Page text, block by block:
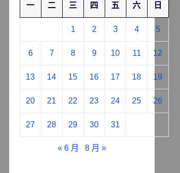
一 二 三 四 五 六 日
1 2 3 4 5
6 7 8 9 10 11 12
13 14 15 16 17 18 19
20 21 22 23 24 25 26
27 28 29 30 31
« 6 月 8 月 »